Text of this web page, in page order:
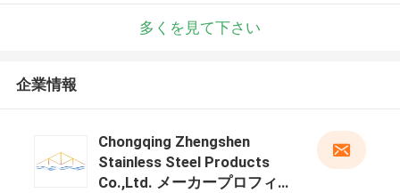
多くを見て下さい
企業情報
Chongqing Zhengshen
Stainless Steel Products
Co.,Ltd. メーカープロフィー